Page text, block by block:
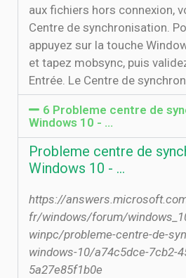
aux fichiers hors connexion,
Centre de synchronisation.
appuyez sur la touche
et tapez mobsync, puis
Entrée. Le Centre de
6 Probleme centre de
Windows 10 - …
Probleme centre de
Windows 10 - …
https://
fr/windows/forum/
winpc/probleme-centre-de-
windows-10/a74c5dce-7cb2-
5a27e85f1b0e